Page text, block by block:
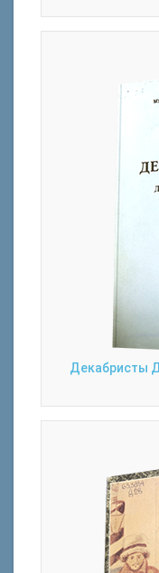
Декабристы